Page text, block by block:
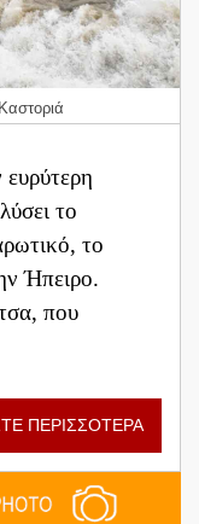
Καστοριά
το
το
Ήπειρο.
που
ΠΕΡΙΣΣΟΤΕΡΑ